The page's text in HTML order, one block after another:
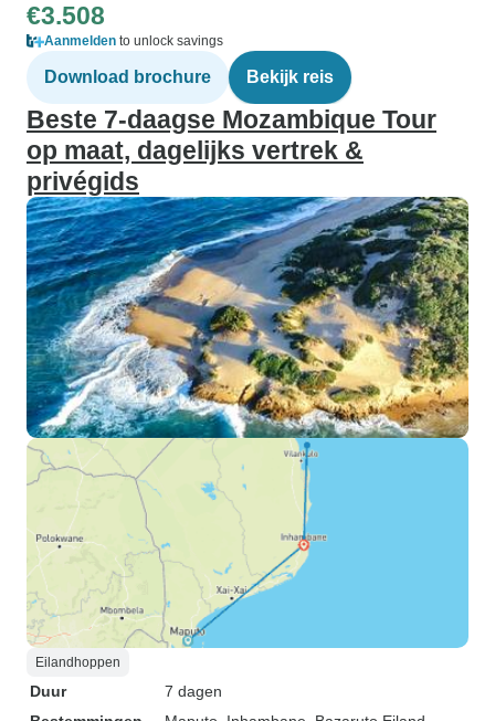
€3.508
Aanmelden to unlock savings
Download brochure Bekijk reis
Beste 7-daagse Mozambique Tour
op maat, dagelijks vertrek &
privégids
Eilandhoppen
Duur
7 dagen